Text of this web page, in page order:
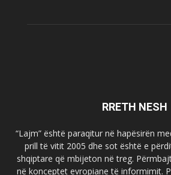
RRETH NESH
“Lajm” është paraqitur në hapësirën
prill të vitit 2005 dhe sot është e
shqiptare që mbijeton në treg.
në konceptet evropiane të informimit.